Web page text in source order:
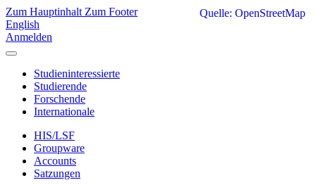
Zum Hauptinhalt Zum Footer
English
Anmelden
Studieninteressierte
Studierende
Forschende
Internationale
HIS/LSF
Groupware
Accounts
Satzungen
Quelle: OpenStreetMap